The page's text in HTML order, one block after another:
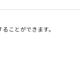
ことができます。